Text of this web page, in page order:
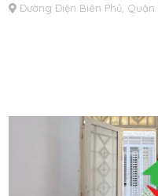
Đường Điện Biên Phủ, Quận